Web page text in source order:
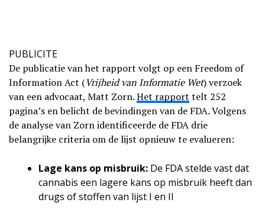
PUBLICITE
De publicatie van het rapport volgt op een Freedom of
Information Act (Vrijheid van Informatie Wet) verzoek
van een advocaat, Matt Zorn.Het rapport telt 252
pagina’s en belicht de bevindingen van de FDA. Volgens
de analyse van Zorn identificeerde de FDA drie
belangrijke criteria om de lijst opnieuw te evalueren:
Lage kans op misbruik: De FDA stelde vast dat
cannabis een lagere kans op misbruik heeft dan
drugs of stoffen van lijst I en II